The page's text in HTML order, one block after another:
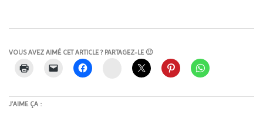
VOUS AVEZ AIMÉ CET ARTICLE ? PARTAGEZ-LE 🙂
Instagram
J’AIME ÇA :